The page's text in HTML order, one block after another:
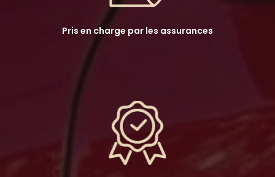
Pris en charge par les assurances